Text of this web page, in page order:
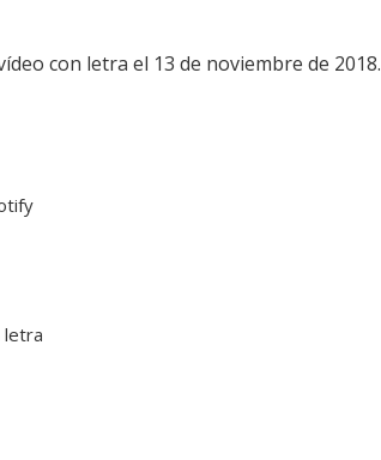
con letra el 13 de noviembre de 2018.
letra